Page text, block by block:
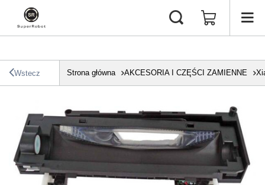
Wstecz Strona główna AKCESORIA I CZĘŚCI ZAMIENNE